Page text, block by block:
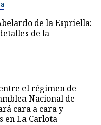
de la Espriella:
de la
el régimen de
Nacional de
cara a cara y
en La Carlota